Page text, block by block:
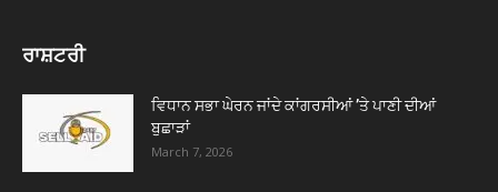
ਰਾਸ਼ਟਰੀ
ਵਿਧਾਨ ਸਭਾ ਘੇਰਨ ਜਾਂਦੇ ਕਾਂਗਰਸੀਆਂ ’ਤੇ ਪਾਣੀ ਦੀਆਂ
ਬੁਛਾੜਾਂ
March 7, 2026